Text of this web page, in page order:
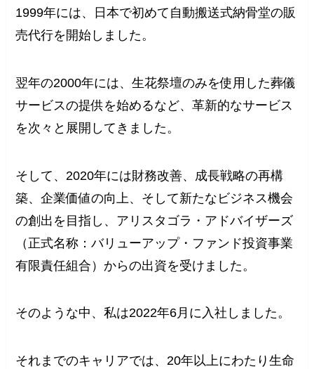
1999年には、日本で初めて自動搬送式納骨堂の販
売代行を開始しました。
翌年の2000年には、生花祭壇のみを使用した葬儀
サービスの提供を始めるなど、革新的なサービス
を次々と展開してきました。
そして、2020年には財務改善、成長戦略の再構
築、企業価値の向上、そして新たなビジネス機会
の創出を目指し、アリスタゴラ・アドバイザーズ
（正式名称：バリューアップ・ファンド投資事業
有限責任組合）からの出資を受けました。
そのような中、私は2022年6月に入社しました。
それまでのキャリアでは、20年以上にわたり生命